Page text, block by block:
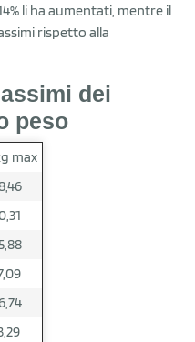
li ha aumentati, mentre il
rispetto alla
dei
peso
max